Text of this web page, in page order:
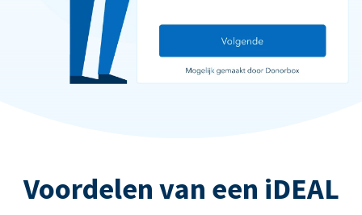
Voordelen van een iDEAL